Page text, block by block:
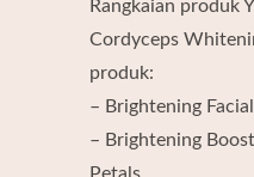
Rangkaian produk
Cordyceps
produk:
– Brightening
– Brightening